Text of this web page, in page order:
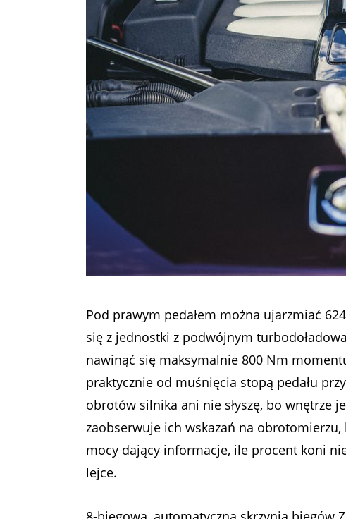
Pod prawym pedałem można ujarzmiać
się z jednostki z podwójnym
nawinąć się maksymalnie 800 Nm
praktycznie od muśnięcia stopą pedału
obrotów silnika ani nie słyszę, bo wnętrze
zaobserwuje ich wskazań na
mocy dający informacje, ile procent koni
lejce.